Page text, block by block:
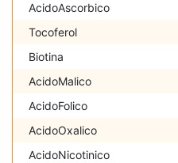
AcidoAscorbico
Tocoferol
Biotina
AcidoMalico
AcidoFolico
AcidoOxalico
AcidoNicotinico